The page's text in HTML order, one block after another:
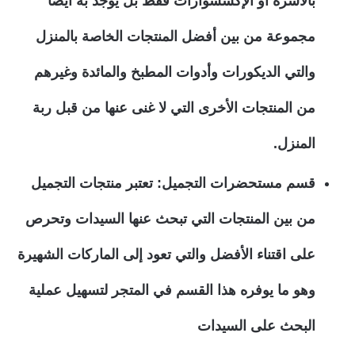
مجموعة من بين أفضل المنتجات الخاصة بالمنزل
والتي الديكورات وأدوات المطبخ والمائدة وغيرهم
من المنتجات الأخرى التي لا غنى عنها من قبل ربة
المنزل.
قسم مستحضرات التجميل: تعتبر منتجات التجميل
من بين المنتجات التي تبحث عنها السيدات وتحرص
على اقتناء الأفضل والتي تعود إلى الماركات الشهيرة
وهو ما يوفره هذا القسم في المتجر لتسهيل عملية
البحث على السيدات